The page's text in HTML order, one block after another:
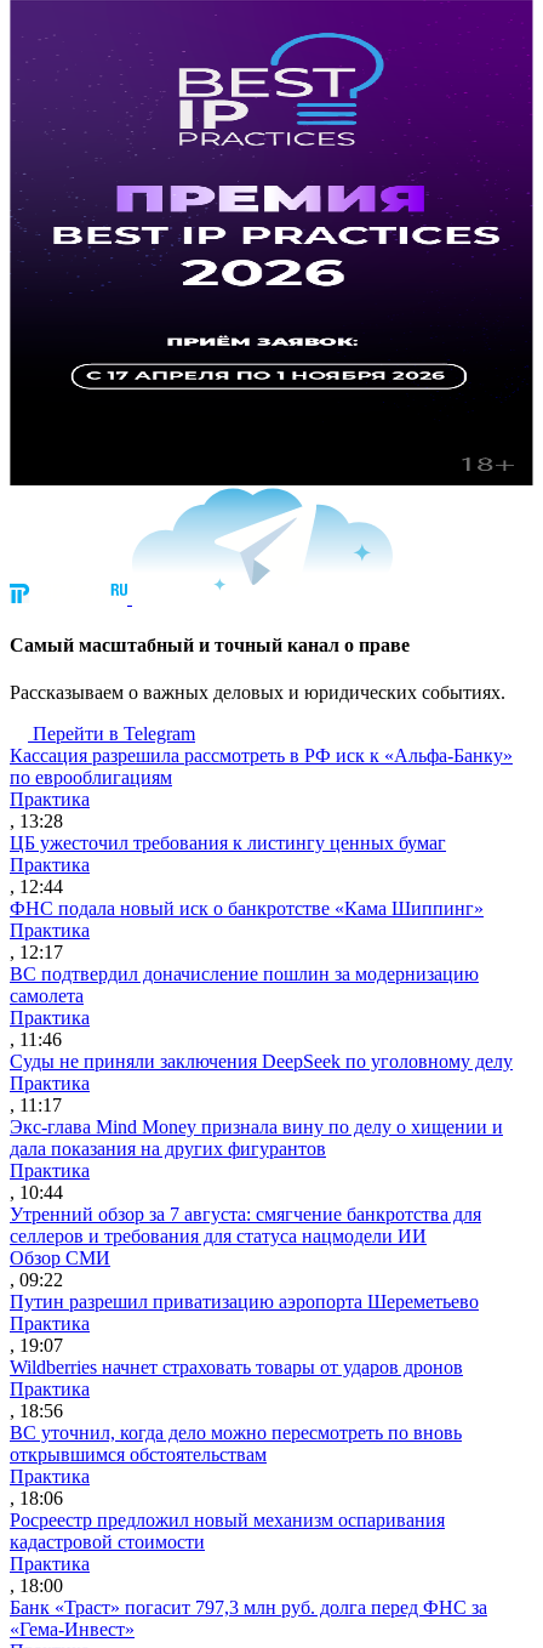
Cамый масштабный и точный канал о праве
Рассказываем о важных деловых и юридических событиях.
Перейти в Telegram
Кассация разрешила рассмотреть в РФ иск к «Альфа-Банку»
по еврооблигациям
Практика
, 13:28
ЦБ ужесточил требования к листингу ценных бумаг
Практика
, 12:44
ФНС подала новый иск о банкротстве «Кама Шиппинг»
Практика
, 12:17
ВС подтвердил доначисление пошлин за модернизацию
самолета
Практика
, 11:46
Суды не приняли заключения DeepSeek по уголовному делу
Практика
, 11:17
Экс-глава Mind Money признала вину по делу о хищении и
дала показания на других фигурантов
Практика
, 10:44
Утренний обзор за 7 августа: смягчение банкротства для
селлеров и требования для статуса нацмодели ИИ
Обзор СМИ
, 09:22
Путин разрешил приватизацию аэропорта Шереметьево
Практика
, 19:07
Wildberries начнет страховать товары от ударов дронов
Практика
, 18:56
ВС уточнил, когда дело можно пересмотреть по вновь
открывшимся обстоятельствам
Практика
, 18:06
Росреестр предложил новый механизм оспаривания
кадастровой стоимости
Практика
, 18:00
Банк «Траст» погасит 797,3 млн руб. долга перед ФНС за
«Гема-Инвест»